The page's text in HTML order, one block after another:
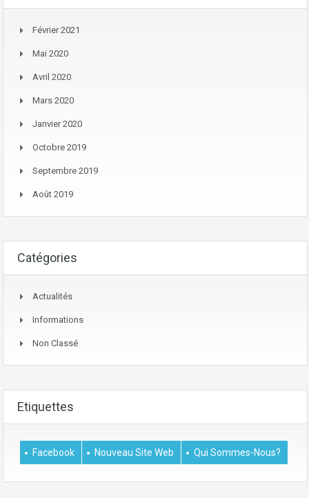
Février 2021
Mai 2020
Avril 2020
Mars 2020
Janvier 2020
Octobre 2019
Septembre 2019
Août 2019
Catégories
Actualités
Informations
Non Classé
Etiquettes
Facebook Nouveau Site Web Qui Sommes-Nous?